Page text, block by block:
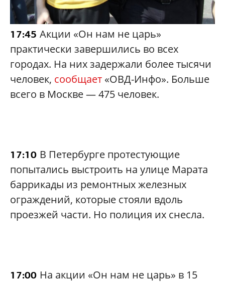
17:45 Акции «Он нам не царь»
практически завершились во всех
городах. На них задержали более тысячи
человек, сообщает «ОВД-Инфо». Больше
всего в Москве — 475 человек.
17:10 В Петербурге протестующие
попытались выстроить на улице Марата
баррикады из ремонтных железных
ограждений, которые стояли вдоль
проезжей части. Но полиция их снесла.
17:00 На акции «Он нам не царь» в 15